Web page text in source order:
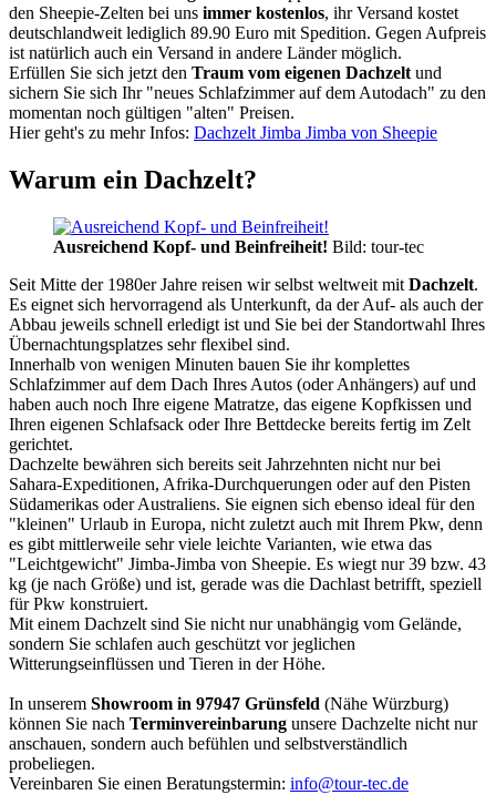
den Sheepie-Zelten bei uns immer kostenlos, ihr Versand kostet
deutschlandweit lediglich 89.90 Euro mit Spedition. Gegen Aufpreis
ist natürlich auch ein Versand in andere Länder möglich.
Erfüllen Sie sich jetzt den Traum vom eigenen Dachzelt und
sichern Sie sich Ihr "neues Schlafzimmer auf dem Autodach" zu den
momentan noch gültigen "alten" Preisen.
Hier geht's zu mehr Infos: Dachzelt Jimba Jimba von Sheepie
Warum ein Dachzelt?
Ausreichend Kopf- und Beinfreiheit! Bild: tour-tec
Seit Mitte der 1980er Jahre reisen wir selbst weltweit mit Dachzelt.
Es eignet sich hervorragend als Unterkunft, da der Auf- als auch der
Abbau jeweils schnell erledigt ist und Sie bei der Standortwahl Ihres
Übernachtungsplatzes sehr flexibel sind.
Innerhalb von wenigen Minuten bauen Sie ihr komplettes
Schlafzimmer auf dem Dach Ihres Autos (oder Anhängers) auf und
haben auch noch Ihre eigene Matratze, das eigene Kopfkissen und
Ihren eigenen Schlafsack oder Ihre Bettdecke bereits fertig im Zelt
gerichtet.
Dachzelte bewähren sich bereits seit Jahrzehnten nicht nur bei
Sahara-Expeditionen, Afrika-Durchquerungen oder auf den Pisten
Südamerikas oder Australiens. Sie eignen sich ebenso ideal für den
"kleinen" Urlaub in Europa, nicht zuletzt auch mit Ihrem Pkw, denn
es gibt mittlerweile sehr viele leichte Varianten, wie etwa das
"Leichtgewicht" Jimba-Jimba von Sheepie. Es wiegt nur 39 bzw. 43
kg (je nach Größe) und ist, gerade was die Dachlast betrifft, speziell
für Pkw konstruiert.
Mit einem Dachzelt sind Sie nicht nur unabhängig vom Gelände,
sondern Sie schlafen auch geschützt vor jeglichen
Witterungseinflüssen und Tieren in der Höhe.
In unserem Showroom in 97947 Grünsfeld (Nähe Würzburg)
können Sie nach Terminvereinbarung unsere Dachzelte nicht nur
anschauen, sondern auch befühlen und selbstverständlich
probeliegen.
Vereinbaren Sie einen Beratungstermin: info@tour-tec.de